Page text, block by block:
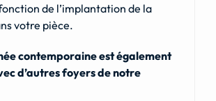
de l’implantation de la
votre pièce.
contemporaine est également
d’autres foyers de notre